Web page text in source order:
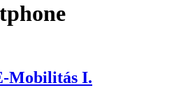
Mobilitás I.